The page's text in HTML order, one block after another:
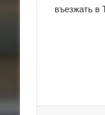
въезжать в